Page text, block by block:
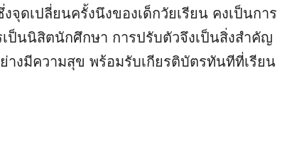
จุดเปลี่ยนครั้งนึงของเด็กวัยเรียน คงเป็นการ
เป็นนิสิตนักศึกษา การปรับตัวจึงเป็นสิ่งสำคัญ
างมีความสุข พร้อมรับเกียรติบัตรทันทีที่เรียน